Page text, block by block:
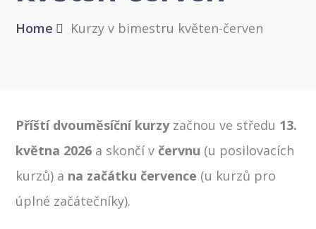
Home Kurzy v bimestru květen-červen
Příští dvouměsíční kurzyzačnou ve středu 13.
května 2026 a skončí v červnu (u posilovacích
kurzů) a na začátku července (u kurzů pro
úplné začátečníky).